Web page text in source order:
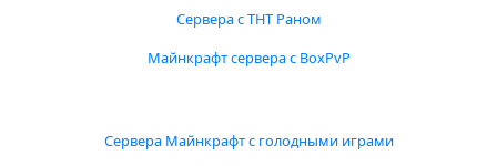
Сервера с ТНТ Раном
Майнкрафт сервера с BoxPvP
Сервера Майнкрафт с голодными играми